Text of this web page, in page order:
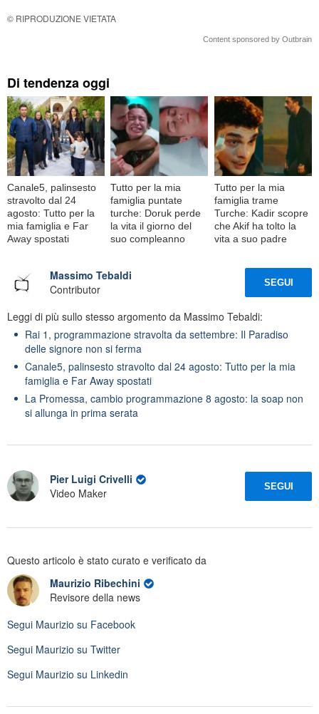
© RIPRODUZIONE VIETATA
Content sponsored by Outbrain
Di tendenza oggi
Canale5, palinsesto
stravolto dal 24
agosto: Tutto per la
mia famiglia e Far
Away spostati
Tutto per la mia
famiglia puntate
turche: Doruk perde
la vita il giorno del
suo compleanno
Tutto per la mia
famiglia trame
Turche: Kadir scopre
che Akif ha tolto la
vita a suo padre
Massimo Tebaldi
Contributor
SEGUI
Leggi di più sullo stesso argomento da Massimo Tebaldi:
Rai 1, programmazione stravolta da settembre: Il Paradiso
delle signore non si ferma
Canale5, palinsesto stravolto dal 24 agosto: Tutto per la mia
famiglia e Far Away spostati
La Promessa, cambio programmazione 8 agosto: la soap non
si allunga in prima serata
Pier Luigi Crivelli
Video Maker
SEGUI
Questo articolo è stato curato e verificato da
Maurizio Ribechini
Revisore della news
Segui Maurizio su Facebook
Segui Maurizio su Twitter
Segui Maurizio su Linkedin